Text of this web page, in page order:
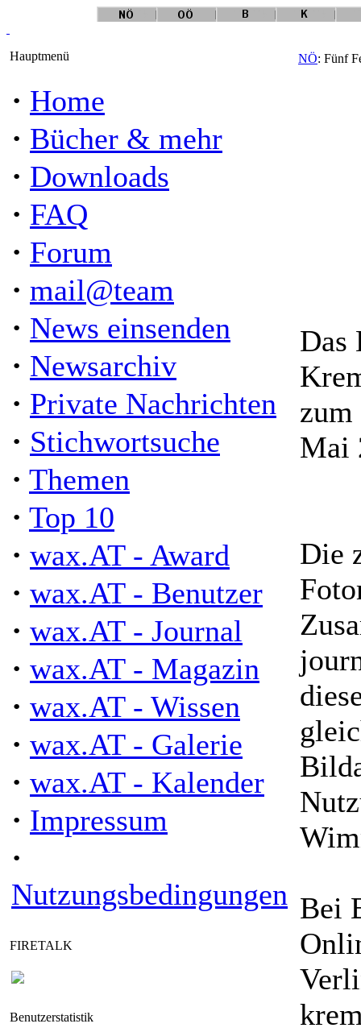
Hauptmenü
· Home
· Bücher & mehr
· Downloads
· FAQ
· Forum
· mail@team
· News einsenden
· Newsarchiv
· Private Nachrichten
· Stichwortsuche
· Themen
· Top 10
· wax.AT - Award
· wax.AT - Benutzer
· wax.AT - Journal
· wax.AT - Magazin
· wax.AT - Wissen
· wax.AT - Galerie
· wax.AT - Kalender
· Impressum
·
Nutzungsbedingungen
FIRETALK
Benutzerstatistik
NÖ: Fünf
Das
zum
Mai
Die
Bei